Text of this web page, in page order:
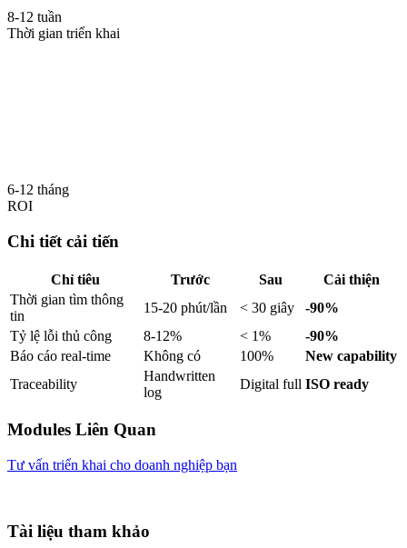
8-12 tuần
Thời gian triển khai
6-12 tháng
ROI
Chi tiết cải tiến
Chỉ tiêu Trước Sau
Cải thiện
Thời gian tìm thông
tin
15-20 phút/lần < 30 giây
-90%
Tỷ lệ lỗi thủ công
8-12% < 1%
-90%
Báo cáo real-time
Không có 100%
New capability
Traceability
Handwritten
log
Digital full ISO ready
Modules Liên Quan
Tư vấn triển khai cho doanh nghiệp bạn
Tài liệu tham khảo